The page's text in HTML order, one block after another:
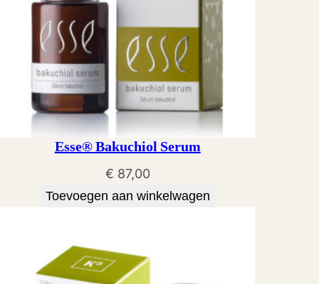
Esse® Bakuchiol Serum
€ 87,00
Toevoegen aan winkelwagen